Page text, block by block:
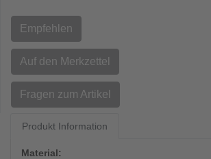
Empfehlen
Auf den Merkzettel
Fragen zum Artikel
Produkt Information
Material: